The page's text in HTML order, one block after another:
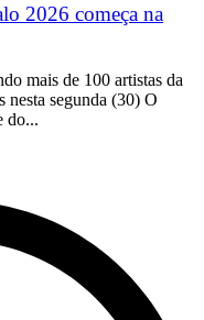
2026 começa na
mais de 100 artistas da
nesta segunda (30) O
do...